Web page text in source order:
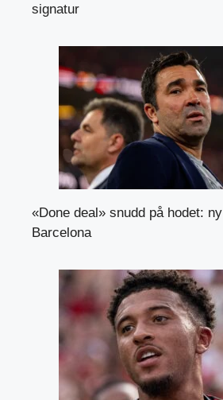
signatur
«Done deal» snudd på hodet:
Barcelona